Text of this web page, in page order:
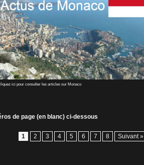
ici pour consulter les articles sur Monaco
de page (en blanc) ci-dessous
1 2 3 4 5 6 7 8 Suivant »